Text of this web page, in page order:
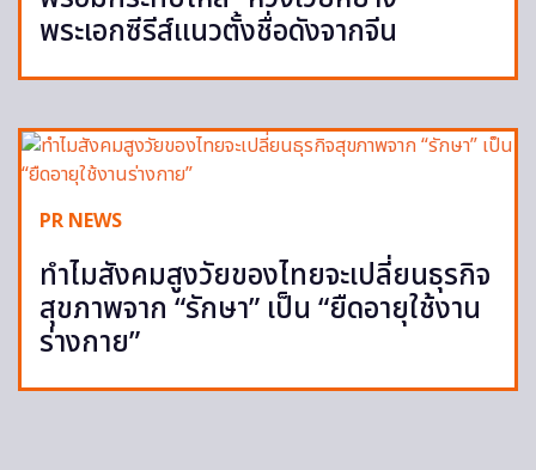
พระเอกซีรีส์แนวตั้งชื่อดังจากจีน
PR NEWS
ทำไมสังคมสูงวัยของไทยจะเปลี่ยนธุรกิจ
สุขภาพจาก “รักษา” เป็น “ยืดอายุใช้งาน
ร่างกาย”